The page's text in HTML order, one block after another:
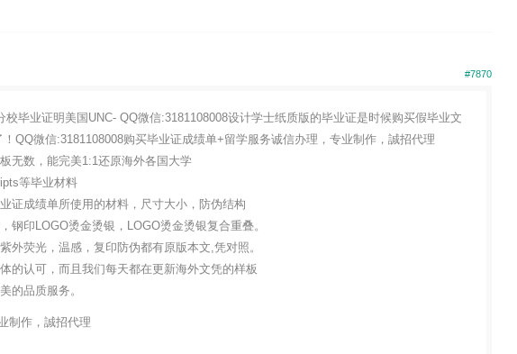
#7870
毕业证明美国UNC- QQ微信:3181108008设计学士纸质版的毕业证是时候购买假毕业文
QQ微信:3181108008购买毕业证成绩单+留学服务诚信办理，专业制作，誠招代理
无数，能完美1:1还原海外各国大学
等毕业材料
证成绩单所使用的材料，尺寸大小，防伪结构
钢印LOGO烫金烫银，LOGO烫金烫银复合重叠。
外荧光，温感，复印防伪都有原版本文,凭对照。
的认可，而且我们每天都在更新海外文凭的样板
的品质服务。
制作，誠招代理